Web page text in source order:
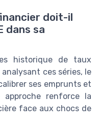
doit-il
dans sa
historique de taux
ces séries, le
ses emprunts et
renforce la
face aux chocs de